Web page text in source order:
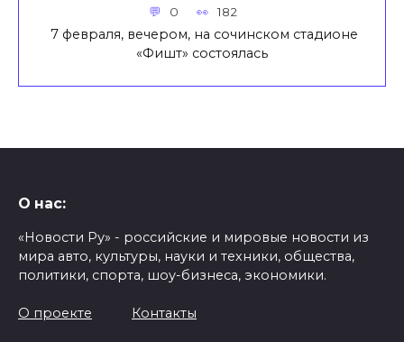
0 182
7 февраля, вечером, на сочинском стадионе
«Фишт» состоялась
О нас:
«Новости Ру» - российские и мировые новости из
мира авто, культуры, науки и техники, общества,
политики, спорта, шоу-бизнеса, экономики.
О проекте Контакты